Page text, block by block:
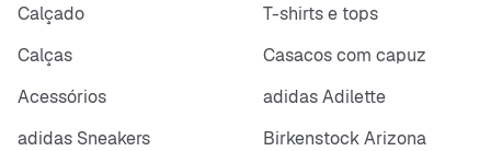
Calçado
T-shirts e tops
Calças
Casacos com capuz
Acessórios
adidas Adilette
adidas Sneakers
Birkenstock Arizona